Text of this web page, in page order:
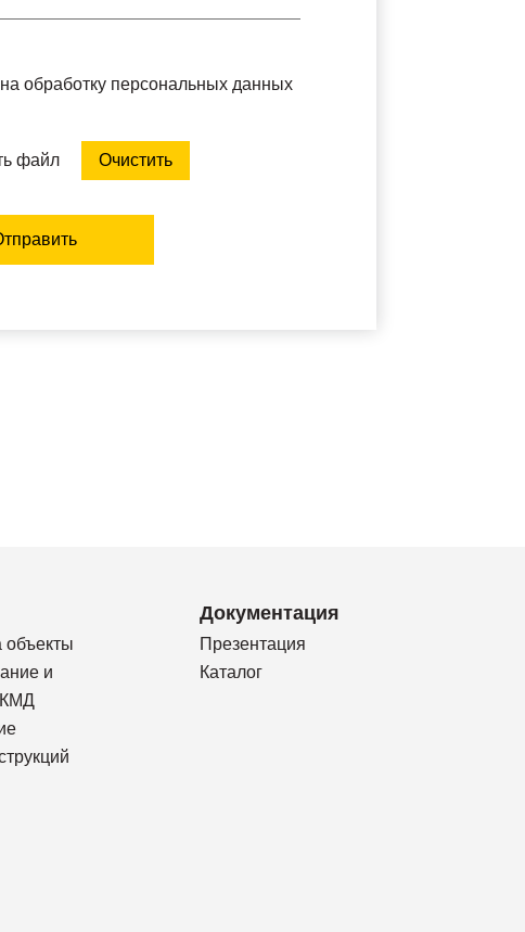
обработку персональных данных
файл Очистить
объекты
и
КМД
Документация
Презентация
Каталог